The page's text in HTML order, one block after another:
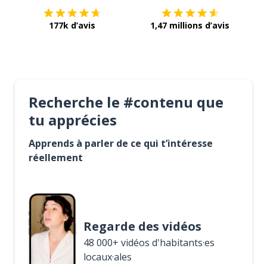
177k d’avis 1,47 millions d’avis
Recherche le #contenu que
tu apprécies
Apprends à parler de ce qui t’intéresse
réellement
Regarde des vidéos
48 000+ vidéos d'habitants·es
locaux·ales